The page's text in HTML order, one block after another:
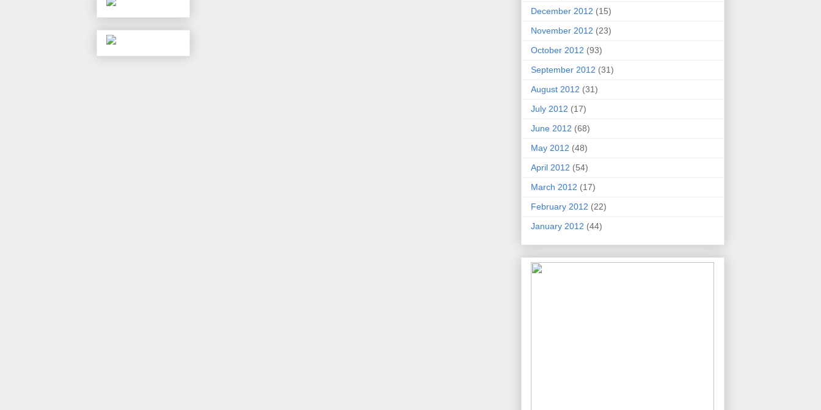
December 2012 (15)
November 2012 (23)
October 2012 (93)
September 2012 (31)
August 2012 (31)
July 2012 (17)
June 2012 (68)
May 2012 (48)
April 2012 (54)
March 2012 (17)
February 2012 (22)
January 2012 (44)